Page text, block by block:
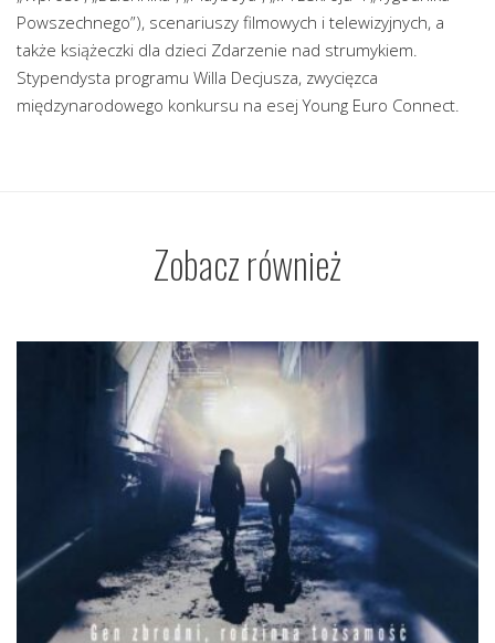
Powszechnego”), scenariuszy filmowych i telewizyjnych, a
także książeczki dla dzieci Zdarzenie nad strumykiem.
Stypendysta programu Willa Decjusza, zwycięzca
międzynarodowego konkursu na esej Young Euro Connect.
Zobacz również